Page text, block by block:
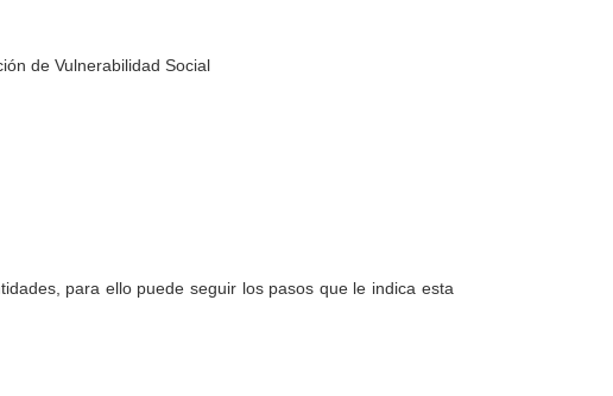
de Vulnerabilidad Social
para ello puede seguir los pasos que le indica esta